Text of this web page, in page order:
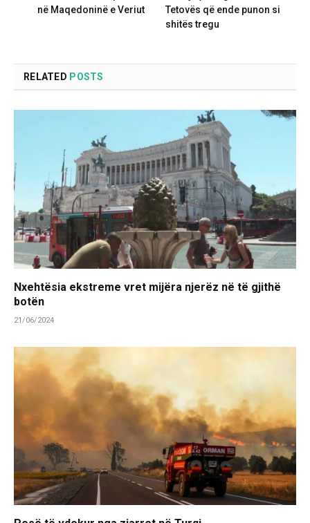
në Maqedoninë e Veriut
Tetovës që ende punon si
shitës tregu
RELATED POSTS
Nxehtësia ekstreme vret mijëra njerëz në të gjithë
botën
21/06/2024